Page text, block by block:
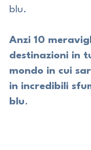
blu.
Anzi 10
destinazioni in
mondo in cui
in incredibili
blu.